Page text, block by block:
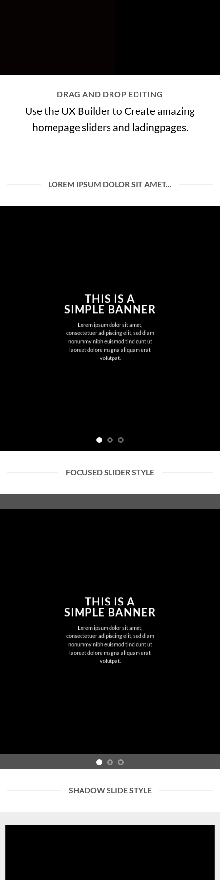
DRAG AND DROP EDITING
Use the UX Builder to Create amazing
homepage sliders and ladingpages.
LOREM IPSUM DOLOR SIT AMET...
THIS IS A
SIMPLE BANNER
Lorem ipsum dolor sit amet,
consectetuer adipiscing elit, sed diam
nonummy nibh euismod tincidunt ut
laoreet dolore magna aliquam erat
volutpat.
FOCUSED SLIDER STYLE
THIS IS A
SIMPLE BANNER
Lorem ipsum dolor sit amet,
consectetuer adipiscing elit, sed diam
nonummy nibh euismod tincidunt ut
laoreet dolore magna aliquam erat
volutpat.
SHADOW SLIDE STYLE